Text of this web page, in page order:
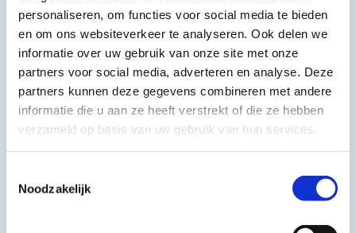
personaliseren, om functies voor social media te bieden
en om ons websiteverkeer te analyseren. Ook delen we
informatie over uw gebruik van onze site met onze
partners voor social media, adverteren en analyse. Deze
partners kunnen deze gegevens combineren met andere
informatie die u aan ze heeft verstrekt of die ze hebben
verzameld op basis van uw gebruik van hun services.
Noodzakelijk
Verzenden
Bedrijfsgegevens
Reos
Legewerfsteeg 10
2312 GW Leiden
Openingstijden
Maandag08:30 - 17:00
Dinsdag08:30 - 17:00
08:30 - 17:00